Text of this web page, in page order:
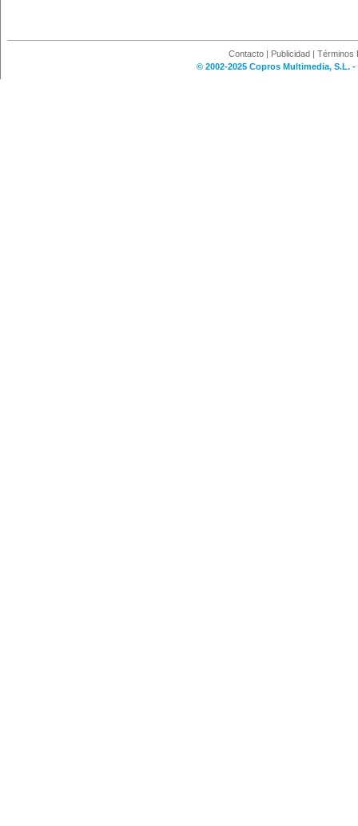
Contacto | Publicidad | Términos
© 2002-2025 Copros Multimedia, S.L.